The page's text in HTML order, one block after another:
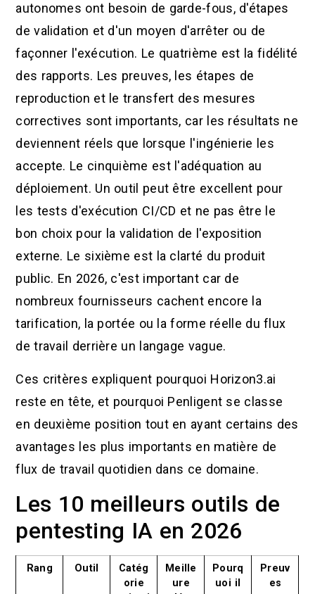
autonomes ont besoin de garde-fous, d'étapes
de validation et d'un moyen d'arrêter ou de
façonner l'exécution. Le quatrième est la fidélité
des rapports. Les preuves, les étapes de
reproduction et le transfert des mesures
correctives sont importants, car les résultats ne
deviennent réels que lorsque l'ingénierie les
accepte. Le cinquième est l'adéquation au
déploiement. Un outil peut être excellent pour
les tests d'exécution CI/CD et ne pas être le
bon choix pour la validation de l'exposition
externe. Le sixième est la clarté du produit
public. En 2026, c'est important car de
nombreux fournisseurs cachent encore la
tarification, la portée ou la forme réelle du flux
de travail derrière un langage vague.
Ces critères expliquent pourquoi Horizon3.ai
reste en tête, et pourquoi Penligent se classe
en deuxième position tout en ayant certains des
avantages les plus importants en matière de
flux de travail quotidien dans ce domaine.
Les 10 meilleurs outils de
pentesting IA en 2026
Rang Outil
Catég
orie
Meille
ure
Pourq
uoi il
Preuv
es